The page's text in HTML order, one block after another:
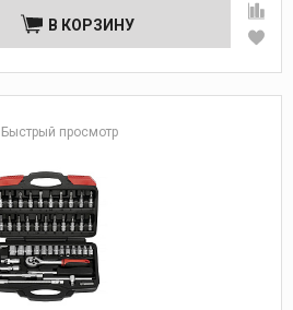
В КОРЗИНУ
Быстрый просмотр